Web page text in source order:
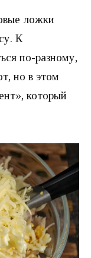
ложки
К
по-разному,
но в этом
который